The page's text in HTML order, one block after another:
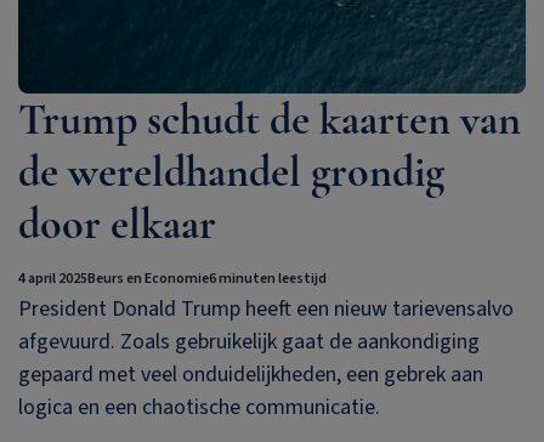
Trump schudt de kaarten van
de wereldhandel grondig
door elkaar
4 april 2025Beurs en Economie6 minuten leestijd
President Donald Trump heeft een nieuw tarievensalvo
afgevuurd. Zoals gebruikelijk gaat de aankondiging
gepaard met veel onduidelijkheden, een gebrek aan
logica en een chaotische communicatie.